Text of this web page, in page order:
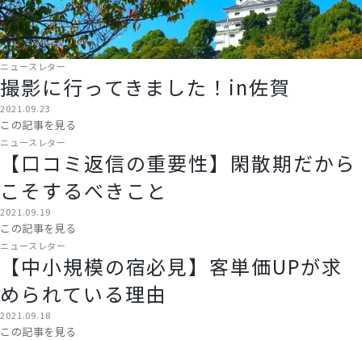
ニュースレター
撮影に行ってきました！in佐賀
2021.09.23
この記事を見る
ニュースレター
【口コミ返信の重要性】閑散期だから
こそするべきこと
2021.09.19
この記事を見る
ニュースレター
【中小規模の宿必見】客単価UPが求
められている理由
2021.09.18
この記事を見る